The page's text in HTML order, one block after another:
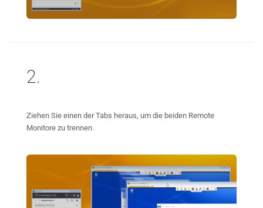
2.
Ziehen Sie einen der Tabs heraus, um die beiden Remote
Monitore zu trennen.